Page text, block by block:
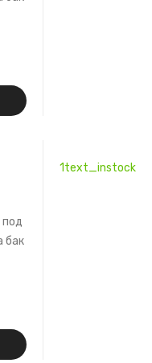
1text_instock
под
бак